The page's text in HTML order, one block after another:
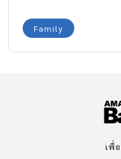
Family
เพื่